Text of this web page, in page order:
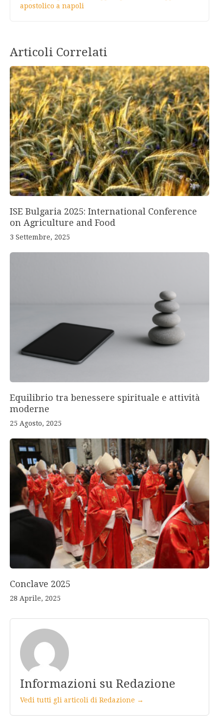
apostolico a napoli
Articoli Correlati
ISE Bulgaria 2025: International Conference
on Agriculture and Food
3 Settembre, 2025
Equilibrio tra benessere spirituale e attività
moderne
25 Agosto, 2025
Conclave 2025
28 Aprile, 2025
Informazioni su Redazione
Vedi tutti gli articoli di Redazione →